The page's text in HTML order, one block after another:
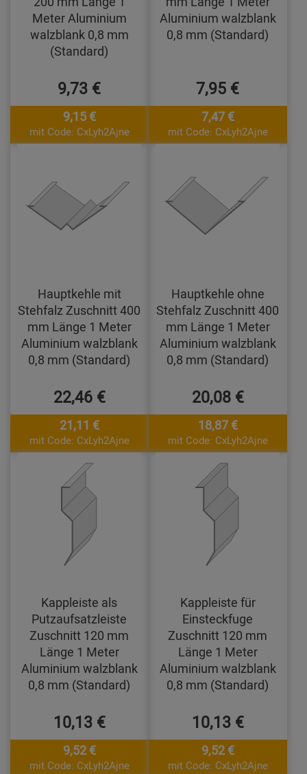
Meter Aluminium
walzblank 0,8 mm
(Standard)
9,73 €
9,15 €
mit Code: CxLyh2Ajne
Aluminium walzblank
0,8 mm (Standard)
7,95 €
7,47 €
mit Code: CxLyh2Ajne
Hauptkehle mit
Stehfalz Zuschnitt 400
mm Länge 1 Meter
Aluminium walzblank
0,8 mm (Standard)
22,46 €
21,11 €
mit Code: CxLyh2Ajne
Hauptkehle ohne
Stehfalz Zuschnitt 400
mm Länge 1 Meter
Aluminium walzblank
0,8 mm (Standard)
20,08 €
18,87 €
mit Code: CxLyh2Ajne
Kappleiste als
Putzaufsatzleiste
Zuschnitt 120 mm
Länge 1 Meter
Aluminium walzblank
0,8 mm (Standard)
10,13 €
9,52 €
mit Code: CxLyh2Ajne
Kappleiste für
Einsteckfuge
Zuschnitt 120 mm
Länge 1 Meter
Aluminium walzblank
0,8 mm (Standard)
10,13 €
9,52 €
mit Code: CxLyh2Ajne